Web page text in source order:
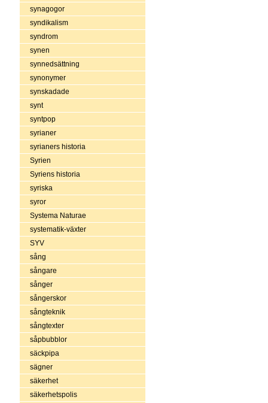
synagogor
syndikalism
syndrom
synen
synnedsättning
synonymer
synskadade
synt
syntpop
syrianer
syrianers historia
Syrien
Syriens historia
syriska
syror
Systema Naturae
systematik-växter
SYV
sång
sångare
sånger
sångerskor
sångteknik
sångtexter
såpbubblor
säckpipa
sägner
säkerhet
säkerhetspolis